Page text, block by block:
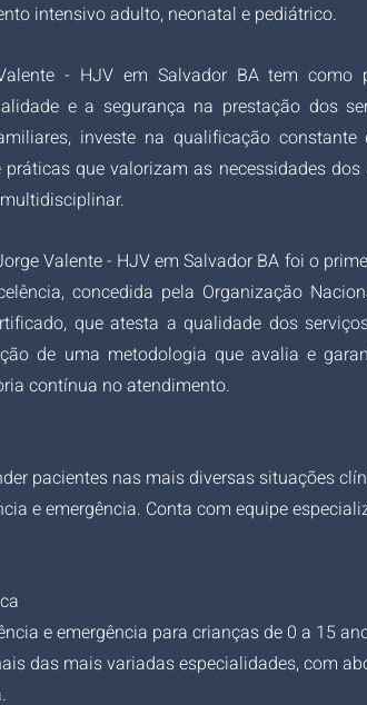
intensivo adulto, neonatal e pediátrico.
- HJV em Salvador BA tem
e a segurança na prestação dos
investe na qualificação
práticas que valorizam as necessidades
Valente - HJV em Salvador BA foi o
concedida pela Organização
que atesta a qualidade dos
de uma metodologia que avalia e
contínua no atendimento.
pacientes nas mais diversas situações
e emergência. Conta com equipe
e emergência para crianças de 0 a 15
das mais variadas especialidades, com